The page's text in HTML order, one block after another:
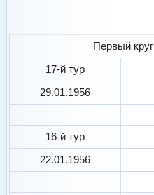
Первый круг
17-й тур
29.01.1956
16-й тур
22.01.1956